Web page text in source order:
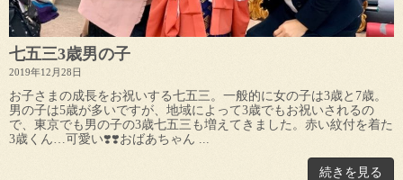
七五三3歳男の子
2019年12月28日
お子さまの成長をお祝いする七五三。一般的に女の子は3歳と7歳。
男の子は5歳が多いですが、地域によって3歳でもお祝いされるの
で、東京でも男の子の3歳七五三も増えてきました。赤い紋付を着た
3歳くん…可愛い❣️❣️おばあちゃん ...
続きを見る